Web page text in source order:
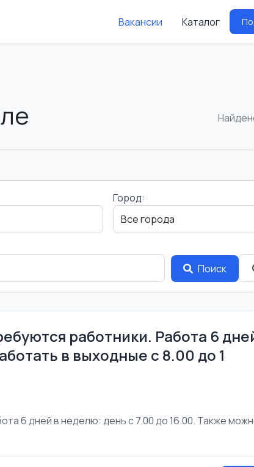
Вакансии Каталог
Город:
Поиск
работники. Работа 6
в выходные с 8.00 до 1
6 дней в неделю: день с 7.00 до 16.00. Также